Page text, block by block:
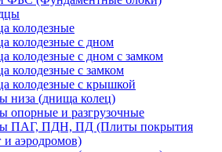
колодезные
колодезные с дном
колодезные с дном с замком
колодезные с замком
колодезные с крышкой
низа (днища колец)
опорные и разгрузочные
ПАГ, ПДН, ПД (Плиты покрытия
и аэродромов)